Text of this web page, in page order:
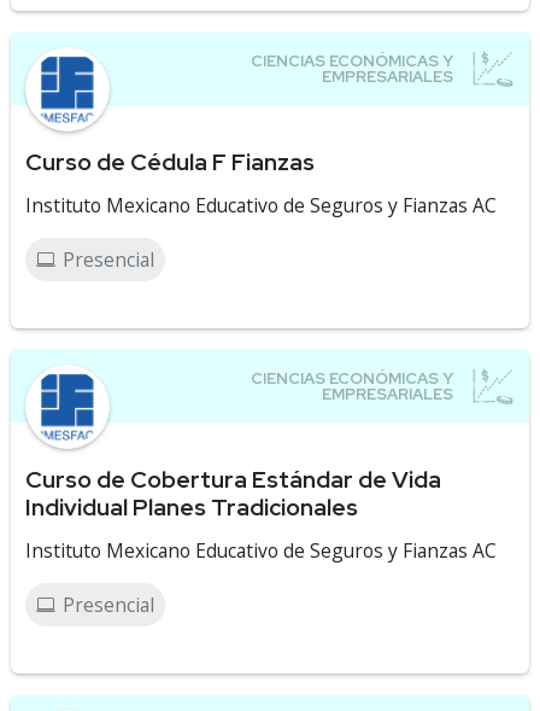
Curso de Cédula F Fianzas
Instituto Mexicano Educativo de Seguros y Fianzas AC
Presencial
Curso de Cobertura Estándar de Vida
Individual Planes Tradicionales
Instituto Mexicano Educativo de Seguros y Fianzas AC
Presencial